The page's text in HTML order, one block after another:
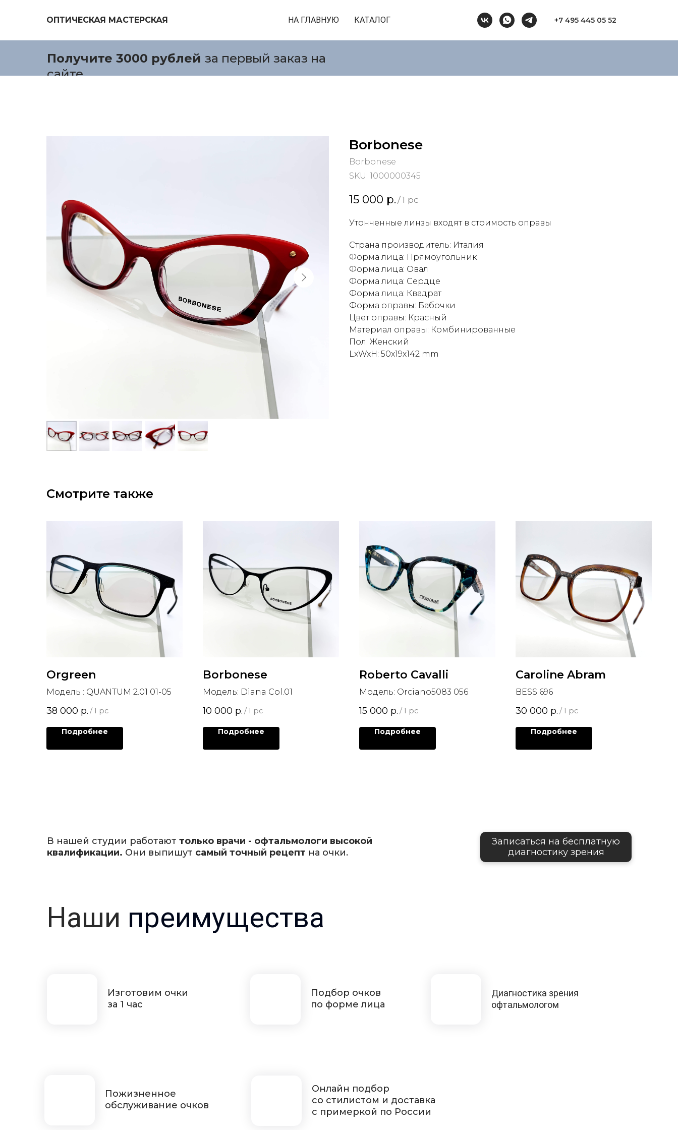
ОПТИЧЕСКАЯ МАСТЕРСКАЯ НА ГЛАВНУЮ КАТАЛОГ +7 495 445 05 52
Получите 3000 рублей за первый заказ на
сайте.
Borbonese
Borbonese
SKU: 1000000345
15 000 р. /1 pc
Утонченные линзы входят в стоимость оправы
Страна производитель: Италия
Форма лица: Прямоугольник
Форма лица: Овал
Форма лица: Сердце
Форма лица: Квадрат
Форма оправы: Бабочки
Цвет оправы: Красный
Материал оправы: Комбинированные
Пол: Женский
LxWxH: 50x19x142 mm
Смотрите также
Orgreen
Модель : QUANTUM 2.01 01-05
38 000 р. /1 pc
Подробнее
Borbonese
Модель: Diana Col.01
10 000 р. /1 pc
Подробнее
Roberto Cavalli
Модель: Orciano5083 056
15 000 р. /1 pc
Подробнее
Caroline Abram
BESS 696
30 000 р. /1 pc
Подробнее
В нашей студии работают только врачи - офтальмологи высокой
квалификации. Они выпишут самый точный рецепт на очки.
Записаться на бесплатную
диагностику зрения
Наши преимущества
Изготовим очки
за 1 час
Подбор очков
по форме лица
Пожизненное
обслуживание очков
Онлайн подбор
со стилистом и доставка
с примеркой по России
Диагностика зрения
офтальмологом